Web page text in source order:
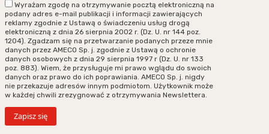
Wyrażam zgodę na otrzymywanie pocztą elektroniczną na
podany adres e-mail publikacji i informacji zawierających
reklamy zgodnie z Ustawą o świadczeniu usług drogą
elektroniczną z dnia 26 sierpnia 2002 r. (Dz. U. nr 144 poz.
1204). Zgadzam się na przetwarzanie podanych przeze mnie
danych przez AMECO Sp. j. zgodnie z Ustawą o ochronie
danych osobowych z dnia 29 sierpnia 1997 r (Dz. U. nr 133
poz. 883). Wiem, że przysługuje mi prawo wglądu do swoich
danych oraz prawo do ich poprawiania. AMECO Sp. j. nigdy
nie przekazuje adresów innym podmiotom. Użytkownik może
w każdej chwili zrezygnować z otrzymywania Newslettera.